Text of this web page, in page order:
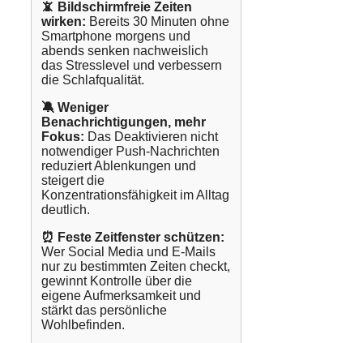
📵 Bildschirmfreie Zeiten
wirken: Bereits 30 Minuten ohne
Smartphone morgens und
abends senken nachweislich
das Stresslevel und verbessern
die Schlafqualität.
🔕 Weniger
Benachrichtigungen, mehr
Fokus: Das Deaktivieren nicht
notwendiger Push-Nachrichten
reduziert Ablenkungen und
steigert die
Konzentrationsfähigkeit im Alltag
deutlich.
⏰ Feste Zeitfenster schützen:
Wer Social Media und E-Mails
nur zu bestimmten Zeiten checkt,
gewinnt Kontrolle über die
eigene Aufmerksamkeit und
stärkt das persönliche
Wohlbefinden.